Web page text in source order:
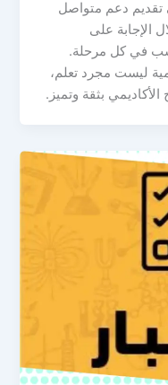
دعم متواصل
الإجابة على
في كل مرحلة.
ليست مجرد تعلم،
بثقة وتميز.